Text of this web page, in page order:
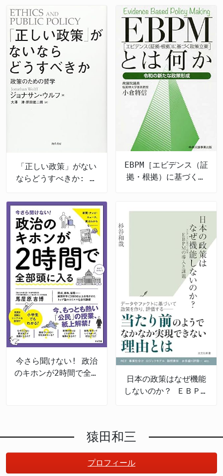
「正しい政策」がない
ならどうすべきか: 政
EBPM［エビデンス（証
拠・根拠）に基づく政
今さら聞けない! 政治
のキホンが2時間で全部
日本の政策はなぜ機能
しないのか？ ＥＢＰＭ
猿田和三
プロフィール